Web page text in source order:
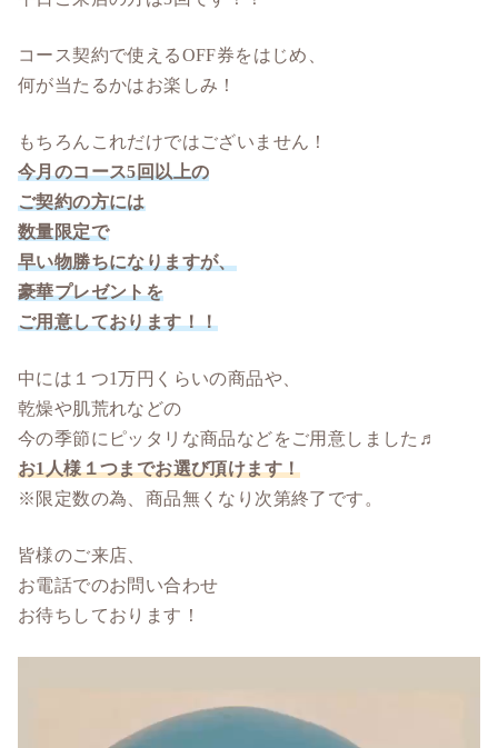
コース契約で使えるOFF券をはじめ、
何が当たるかはお楽しみ！
もちろんこれだけではございません！
今月のコース5回以上の
ご契約の方には
数量限定で
早い物勝ちになりますが、
豪華プレゼントを
ご用意しております！！
中には１つ1万円くらいの商品や、
乾燥や肌荒れなどの
今の季節にピッタリな商品などをご用意しました♬
お1人様１つまでお選び頂けます！
※限定数の為、商品無くなり次第終了です。
皆様のご来店、
お電話でのお問い合わせ
お待ちしております！